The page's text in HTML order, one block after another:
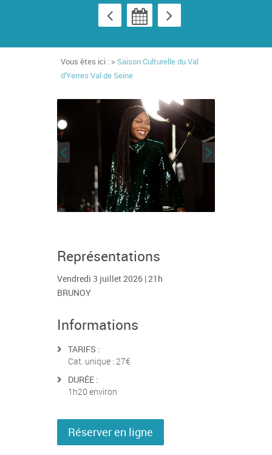
Vous êtes ici : > Saison Culturelle du Val
d'Yerres Val de Seine
Représentations
Vendredi 3 juillet 2026 | 21h
BRUNOY
Informations
TARIFS :
Cat. unique : 27€
DURÉE :
1h20 environ
Réserver en ligne